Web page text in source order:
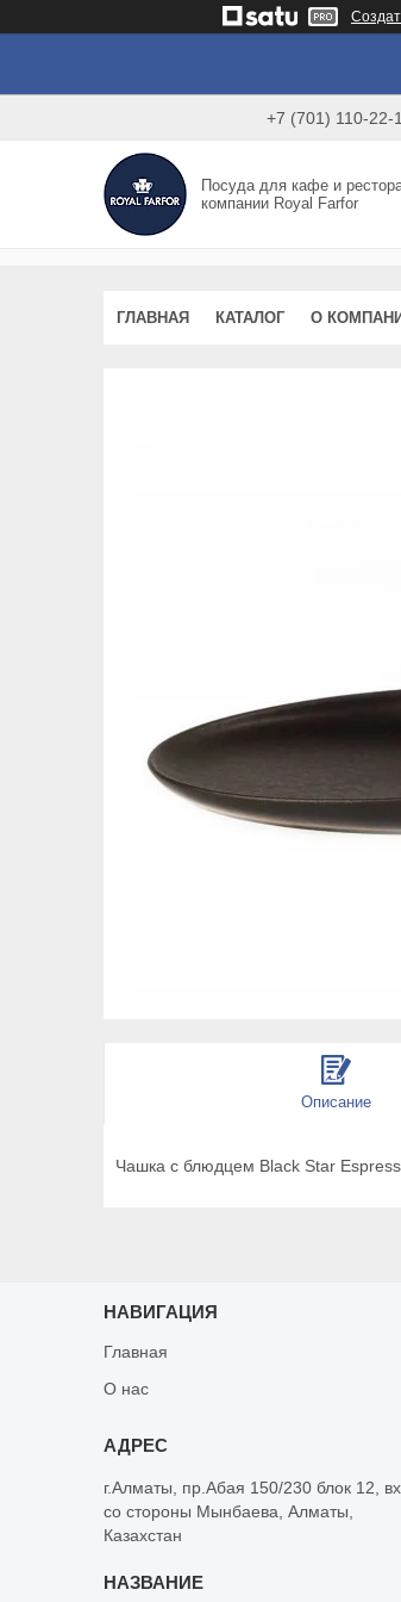
+7 (701) 110-22-
Посуда для кафе и
компании Royal Farfor
ГЛАВНАЯ КАТАЛОГ О
Описание
Чашка с блюдцем Black Star
НАВИГАЦИЯ
Главная
О нас
г.Алматы, пр.Абая 150/230 блок 12,
со стороны Мынбаева, Алматы,
Казахстан